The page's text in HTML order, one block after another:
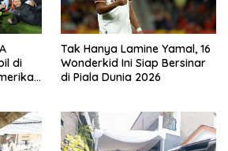
di
Tak Hanya Lamine Yamal, 16
Wonderkid Ini Siap Bersinar
di Piala Dunia 2026